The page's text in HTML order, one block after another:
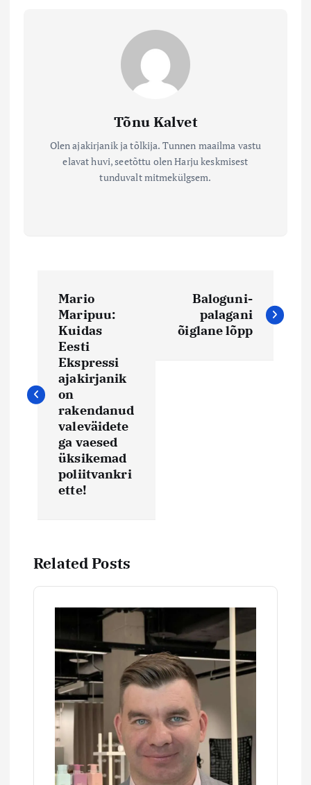
Tõnu Kalvet
Olen ajakirjanik ja tõlkija. Tunnen maailma vastu
elavat huvi, seetõttu olen Harju keskmisest
tunduvalt mitmekülgsem.
i
m
Mario
Maripuu:
Kuidas
Eesti
Ekspressi
ajakirjanik
on
rakendanud
valeväidete
ga vaesed
üksikemad
poliitvankri
ette!
Baloguni-
palagani
õiglane lõpp
Related Posts